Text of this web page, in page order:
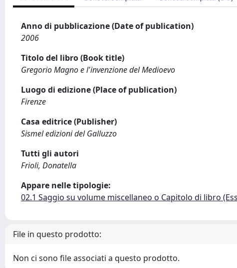
Anno di pubblicazione (Date of publication)
2006
Titolo del libro (Book title)
Gregorio Magno e l'invenzione del Medioevo
Luogo di edizione (Place of publication)
Firenze
Casa editrice (Publisher)
Sismel edizioni del Galluzzo
Tutti gli autori
Frioli, Donatella
Appare nelle tipologie:
02.1 Saggio su volume miscellaneo o Capitolo di libro
File in questo prodotto:
Non ci sono file associati a questo prodotto.